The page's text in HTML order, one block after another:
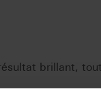
brillant, tout